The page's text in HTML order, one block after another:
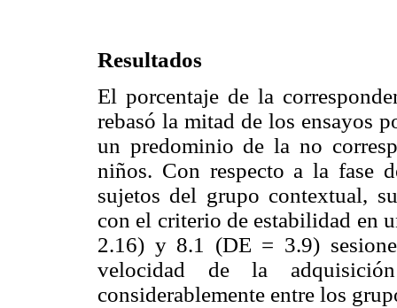
Resultados
El porcentaje de la
rebasó la mitad de los ensayos
un predominio de la no
niños. Con respecto a la fase
sujetos del grupo contextual,
con el criterio de estabilidad en
2.16) y 8.1 (DE = 3.9)
velocidad de la
considerablemente entre los